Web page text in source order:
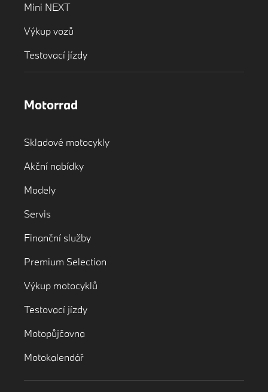
Mini NEXT
Výkup vozů
Testovací jízdy
Motorrad
Skladové motocykly
Akční nabídky
Modely
Servis
Finanční služby
Premium Selection
Výkup motocyklů
Testovací jízdy
Motopůjčovna
Motokalendář